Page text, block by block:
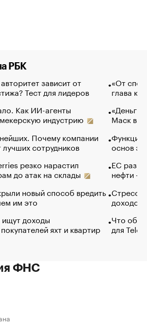
РБК
зависит от
Тест для лидеров
Как ИИ-агенты
индустрию
Почему компании
сотрудников
резко нарастил
до атак на склады
новый способ вредить
им это
ищут доходы
яхт и квартир
«От
глава
«Деньги
Маск в
Функции
основ
ЕС
нефти —
Стресс
доходов
Что
для
ФНС